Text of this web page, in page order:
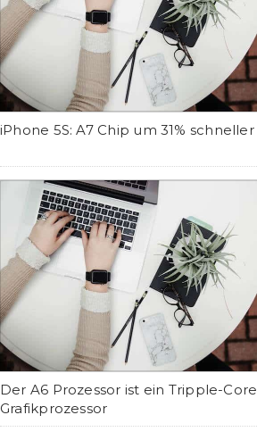
iPhone 5S: A7 Chip um 31% schneller
Der A6 Prozessor ist ein Tripple-Core
Grafikprozessor